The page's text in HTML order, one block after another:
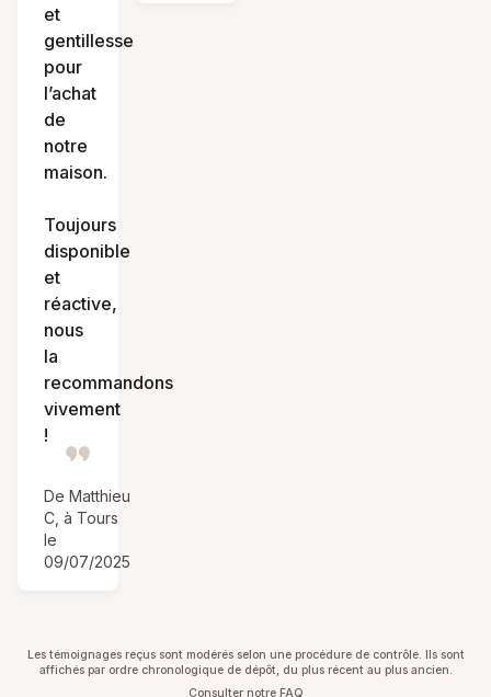
et
gentillesse
pour
l’achat
de
notre
maison.
Toujours
disponible
et
réactive,
nous
la
recommandons
vivement
!
De Matthieu
C, à Tours
le
09/07/2025
Les témoignages reçus sont modérés selon une procédure de contrôle. Ils sont
affichés par ordre chronologique de dépôt, du plus récent au plus ancien.
Consulter notre FAQ